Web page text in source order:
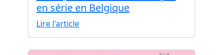
en série en Belgique
Lire l'article